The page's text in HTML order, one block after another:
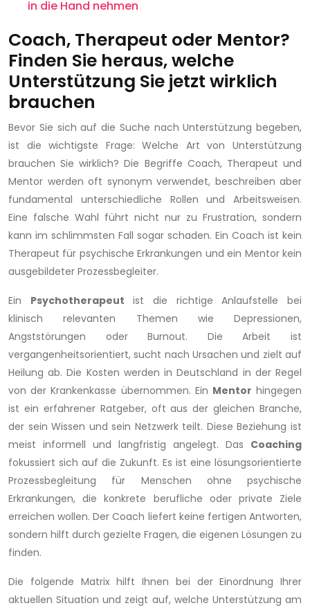
in die Hand nehmen
Coach, Therapeut oder Mentor?
Finden Sie heraus, welche
Unterstützung Sie jetzt wirklich
brauchen
Bevor Sie sich auf die Suche nach Unterstützung begeben,
ist die wichtigste Frage: Welche Art von Unterstützung
brauchen Sie wirklich? Die Begriffe Coach, Therapeut und
Mentor werden oft synonym verwendet, beschreiben aber
fundamental unterschiedliche Rollen und Arbeitsweisen.
Eine falsche Wahl führt nicht nur zu Frustration, sondern
kann im schlimmsten Fall sogar schaden. Ein Coach ist kein
Therapeut für psychische Erkrankungen und ein Mentor kein
ausgebildeter Prozessbegleiter.
Ein Psychotherapeut ist die richtige Anlaufstelle bei
klinisch relevanten Themen wie Depressionen,
Angststörungen oder Burnout. Die Arbeit ist
vergangenheitsorientiert, sucht nach Ursachen und zielt auf
Heilung ab. Die Kosten werden in Deutschland in der Regel
von der Krankenkasse übernommen. Ein Mentor hingegen
ist ein erfahrener Ratgeber, oft aus der gleichen Branche,
der sein Wissen und sein Netzwerk teilt. Diese Beziehung ist
meist informell und langfristig angelegt. Das Coaching
fokussiert sich auf die Zukunft. Es ist eine lösungsorientierte
Prozessbegleitung für Menschen ohne psychische
Erkrankungen, die konkrete berufliche oder private Ziele
erreichen wollen. Der Coach liefert keine fertigen Antworten,
sondern hilft durch gezielte Fragen, die eigenen Lösungen zu
finden.
Die folgende Matrix hilft Ihnen bei der Einordnung Ihrer
aktuellen Situation und zeigt auf, welche Unterstützung am